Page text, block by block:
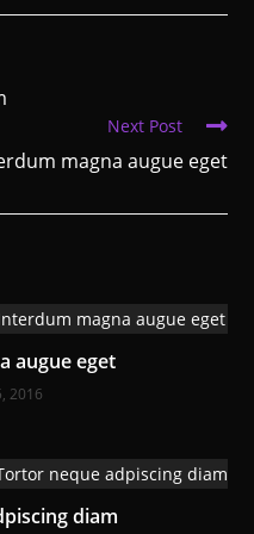
new
Next Post
magna augue eget
augue eget
2016
diam